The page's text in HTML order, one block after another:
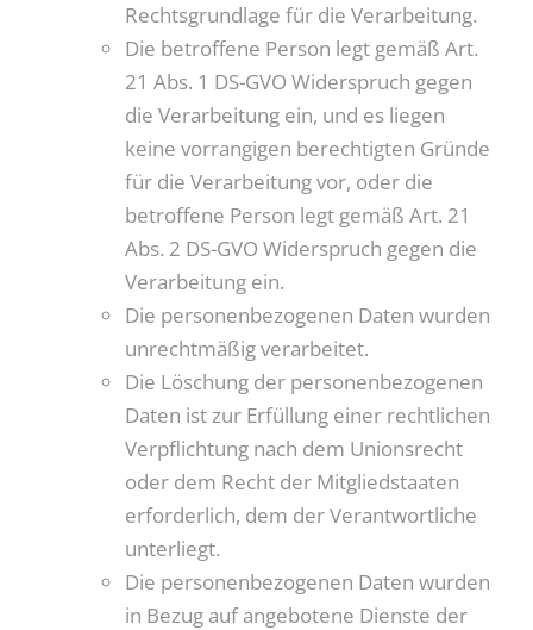
Rechtsgrundlage für die Verarbeitung.
Die betroffene Person legt gemäß Art.
21 Abs. 1 DS-GVO Widerspruch gegen
die Verarbeitung ein, und es liegen
keine vorrangigen berechtigten Gründe
für die Verarbeitung vor, oder die
betroffene Person legt gemäß Art. 21
Abs. 2 DS-GVO Widerspruch gegen die
Verarbeitung ein.
Die personenbezogenen Daten wurden
unrechtmäßig verarbeitet.
Die Löschung der personenbezogenen
Daten ist zur Erfüllung einer rechtlichen
Verpflichtung nach dem Unionsrecht
oder dem Recht der Mitgliedstaaten
erforderlich, dem der Verantwortliche
unterliegt.
Die personenbezogenen Daten wurden
in Bezug auf angebotene Dienste der